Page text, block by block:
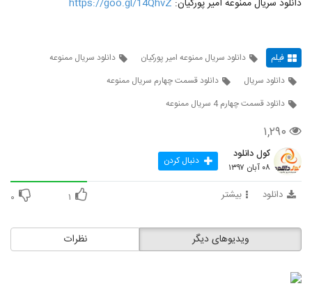
دانلود سریال ممنوعه امیر پورکیان: https://goo.gl/14QhvZ
فیلم دانلود سریال ممنوعه امیر پورکیان
دانلود سریال ممنوعه
دانلود سریال
دانلود قسمت چهارم سریال ممنوعه
دانلود قسمت چهارم 4 سریال ممنوعه
۱,۲۹۰
کول دانلود
۰۸ آبان ۱۳۹۷ دنبال کردن
دانلود بیشتر ۱ ۰
نظرات ویدیوهای دیگر